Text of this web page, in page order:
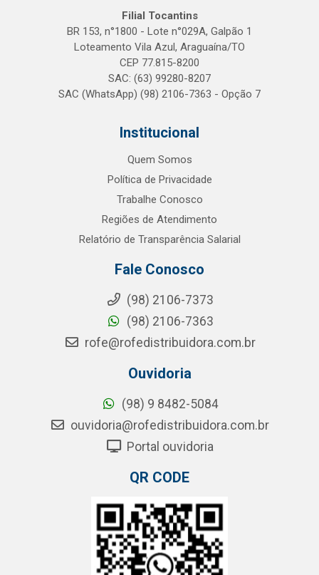
Filial Tocantins
BR 153, n°1800 - Lote n°029A, Galpão 1
Loteamento Vila Azul, Araguaína/TO
CEP 77.815-8200
SAC: (63) 99280-8207
SAC (WhatsApp) (98) 2106-7363 - Opção 7
Institucional
Quem Somos
Política de Privacidade
Trabalhe Conosco
Regiões de Atendimento
Relatório de Transparência Salarial
Fale Conosco
(98) 2106-7373
(98) 2106-7363
rofe@rofedistribuidora.com.br
Ouvidoria
(98) 9 8482-5084
ouvidoria@rofedistribuidora.com.br
Portal ouvidoria
QR CODE